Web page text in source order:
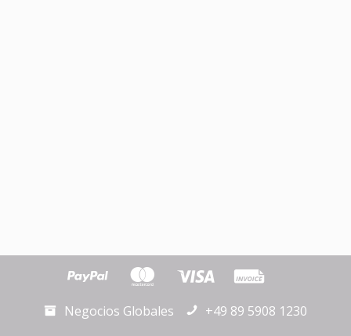
Negocios Globales
+49 89 5908 1230